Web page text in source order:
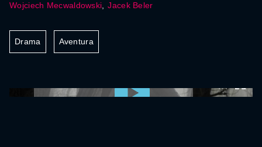
Wojciech Mecwaldowski ,Jacek Beler
Drama Aventura